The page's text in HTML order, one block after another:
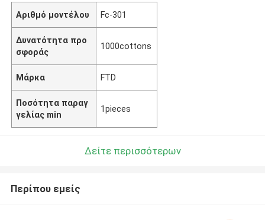
Αριθμό μοντέλου Fc-301
Δυνατότητα προ
σφοράς
1000cottons
Μάρκα FTD
Ποσότητα παραγ
γελίας min
1pieces
Δείτε περισσότερων
Περίπου εμείς